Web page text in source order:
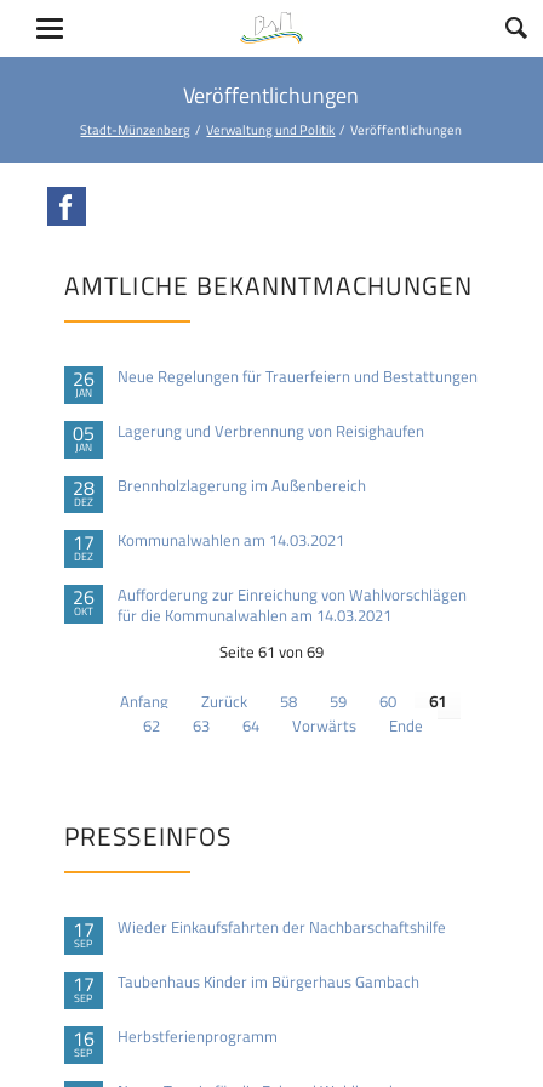
Veröffentlichungen
Stadt-Münzenberg Verwaltung und Politik Veröffentlichungen
AMTLICHE BEKANNTMACHUNGEN
26
JAN
Neue Regelungen für Trauerfeiern und Bestattungen
05
JAN
Lagerung und Verbrennung von Reisighaufen
28
DEZ
Brennholzlagerung im Außenbereich
17
DEZ
Kommunalwahlen am 14.03.2021
26
OKT
Aufforderung zur Einreichung von Wahlvorschlägen
für die Kommunalwahlen am 14.03.2021
Seite 61 von 69
Anfang Zurück 58 59 60
61
62
63 64 Vorwärts Ende
PRESSEINFOS
17
SEP
Wieder Einkaufsfahrten der Nachbarschaftshilfe
17
SEP
Taubenhaus Kinder im Bürgerhaus Gambach
16
SEP
Herbstferienprogramm